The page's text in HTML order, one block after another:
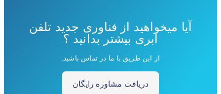
آیا میخواهید از فناوری جدید تلفن
ابری بیشتر بدانید ؟
از این طریق با ما در تماس باشید.
دریافت مشاوره رایگان